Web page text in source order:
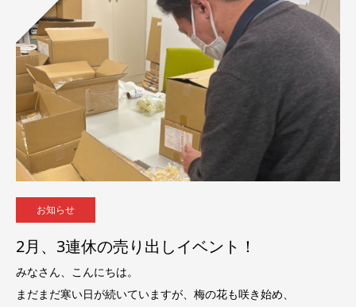
お知らせ
2月、3連休の売り出しイベント！
みなさん、こんにちは。
まだまだ寒い日が続いていますが、梅の花も咲き始め、